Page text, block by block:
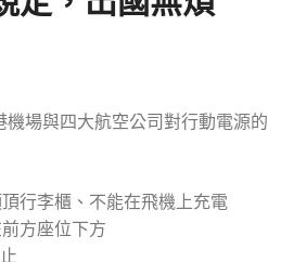
場與四大航空公司對行動電源的
行李櫃、不能在飛機上充電
方座位下方